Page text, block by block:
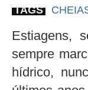
TAGS
Estiagens,
sempre
hídrico,